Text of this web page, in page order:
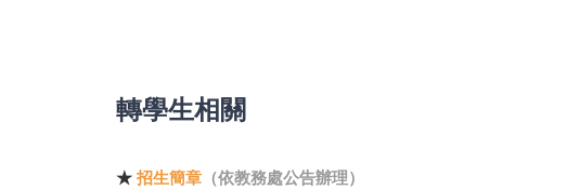
轉學生相關
★招生簡章 （依教務處公告辦理）